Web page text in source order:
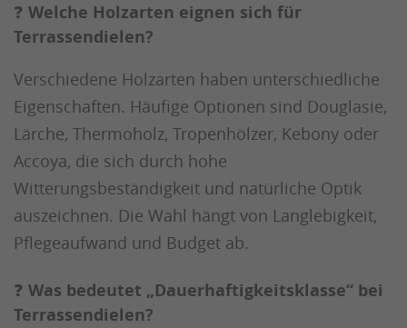
❓ Welche Holzarten eignen sich für
Terrassendielen?
Verschiedene Holzarten haben unterschiedliche
Eigenschaften. Häufige Optionen sind Douglasie,
Lärche, Thermoholz, Tropenhölzer, Kebony oder
Accoya, die sich durch hohe
Witterungsbeständigkeit und natürliche Optik
auszeichnen. Die Wahl hängt von Langlebigkeit,
Pflegeaufwand und Budget ab.
❓ Was bedeutet „Dauerhaftigkeitsklasse“ bei
Terrassendielen?